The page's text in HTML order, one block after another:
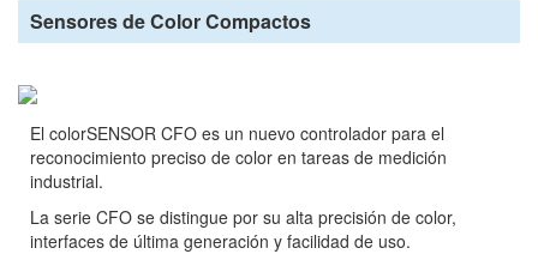
Sensores de Color Compactos
El colorSENSOR CFO es un nuevo controlador para el
reconocimiento preciso de color en tareas de medición
industrial.
La serie CFO se distingue por su alta precisión de color,
interfaces de última generación y facilidad de uso.